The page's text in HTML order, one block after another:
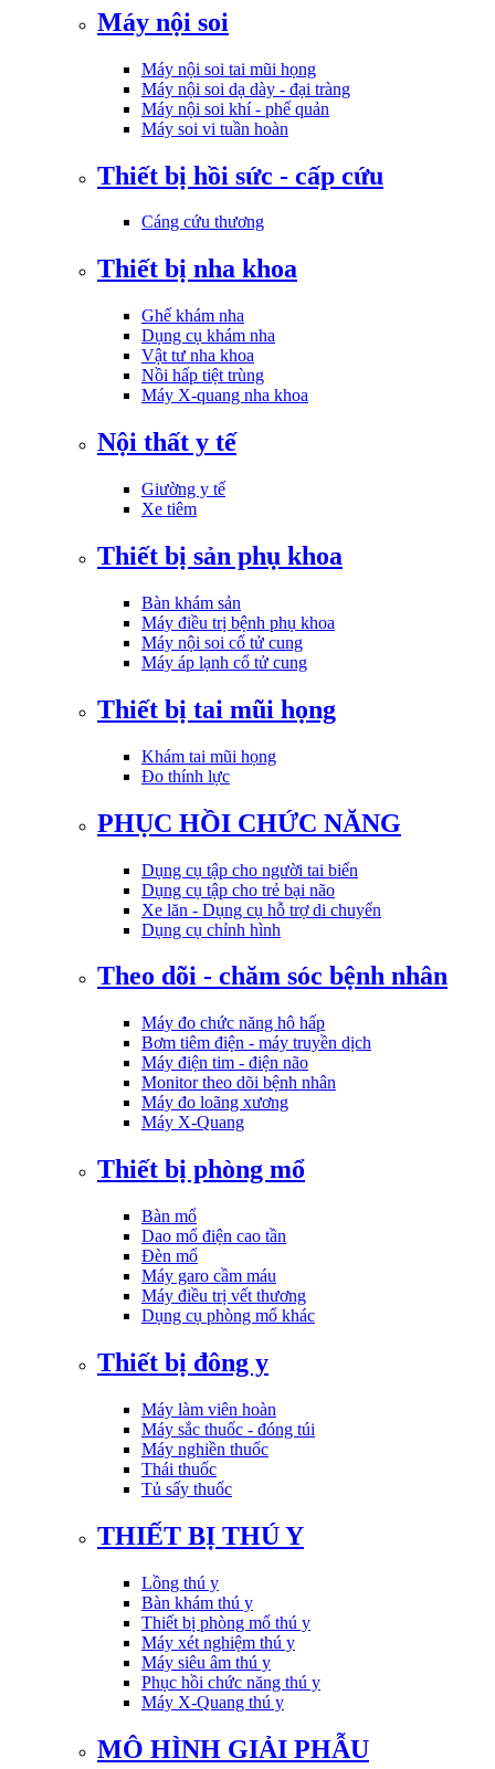
Máy nội soi
Máy nội soi tai mũi họng
Máy nội soi dạ dày - đại tràng
Máy nội soi khí - phế quản
Máy soi vi tuần hoàn
Thiết bị hồi sức - cấp cứu
Cáng cứu thương
Thiết bị nha khoa
Ghế khám nha
Dụng cụ khám nha
Vật tư nha khoa
Nồi hấp tiệt trùng
Máy X-quang nha khoa
Nội thất y tế
Giường y tế
Xe tiêm
Thiết bị sản phụ khoa
Bàn khám sản
Máy điều trị bệnh phụ khoa
Máy nội soi cổ tử cung
Máy áp lạnh cổ tử cung
Thiết bị tai mũi họng
Khám tai mũi họng
Đo thính lực
PHỤC HỒI CHỨC NĂNG
Dụng cụ tập cho người tai biến
Dụng cụ tập cho trẻ bại não
Xe lăn - Dụng cụ hỗ trợ di chuyển
Dụng cụ chỉnh hình
Theo dõi - chăm sóc bệnh nhân
Máy đo chức năng hô hấp
Bơm tiêm điện - máy truyền dịch
Máy điện tim - điện não
Monitor theo dõi bệnh nhân
Máy đo loãng xương
Máy X-Quang
Thiết bị phòng mổ
Bàn mổ
Dao mổ điện cao tần
Đèn mổ
Máy garo cầm máu
Máy điều trị vết thương
Dụng cụ phòng mổ khác
Thiết bị đông y
Máy làm viên hoàn
Máy sắc thuốc - đóng túi
Máy nghiền thuốc
Thái thuốc
Tủ sấy thuốc
THIẾT BỊ THÚ Y
Lồng thú y
Bàn khám thú y
Thiết bị phòng mổ thú y
Máy xét nghiệm thú y
Máy siêu âm thú y
Phục hồi chức năng thú y
Máy X-Quang thú y
MÔ HÌNH GIẢI PHẪU